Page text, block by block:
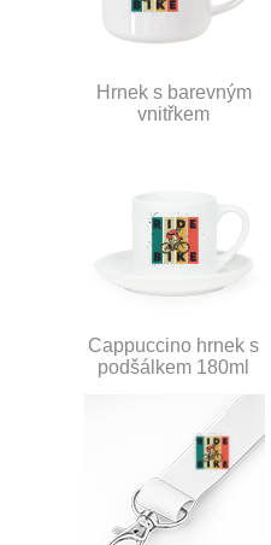
Hrnek s barevným
vnitřkem
Cappuccino hrnek s
podšálkem 180ml